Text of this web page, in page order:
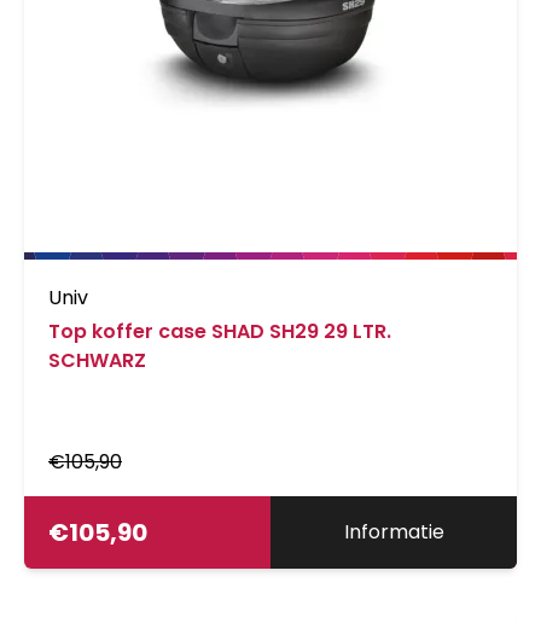
Univ
Top koffer case SHAD SH29 29 LTR.
SCHWARZ
€105,90
€105,90 Informatie